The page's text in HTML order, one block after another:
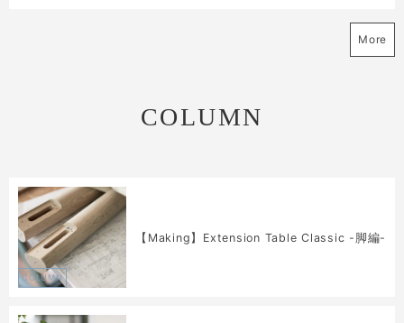
More
COLUMN
COLUMN
【Making】Extension Table Classic -脚編-